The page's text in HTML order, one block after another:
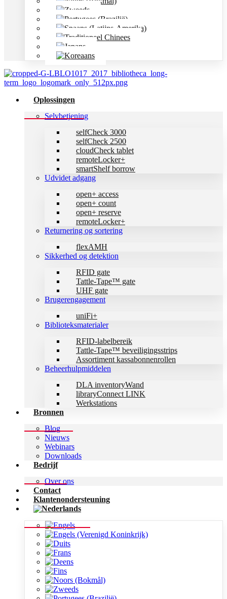
Oplossingen
Selvbetjening
selfCheck 3000
selfCheck 2500
cloudCheck tablet
remoteLocker+
smartShelf borrow
Udvidet adgang
open+ access
open+ count
open+ reserve
remoteLocker+
Returnering og sortering
flexAMH
Sikkerhed og detektion
RFID gate
Tattle-Tape™ gate
UHF gate
Brugerengagement
uniFi+
Biblioteksmaterialer
RFID-labelbereik
Tattle-Tape™ beveiligingsstrips
Assortiment kassabonnenrollen
Beheerhulpmiddelen
DLA inventoryWand
libraryConnect LINK
Werkstations
Bronnen
Blog
Nieuws
Webinars
Downloads
Bedrijf
Over ons
Contact
Klantenondersteuning